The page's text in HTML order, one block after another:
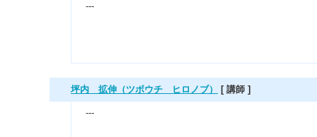
---
坪内 拡伸（ツボウチ ヒロノブ） [ 講師 ]
---